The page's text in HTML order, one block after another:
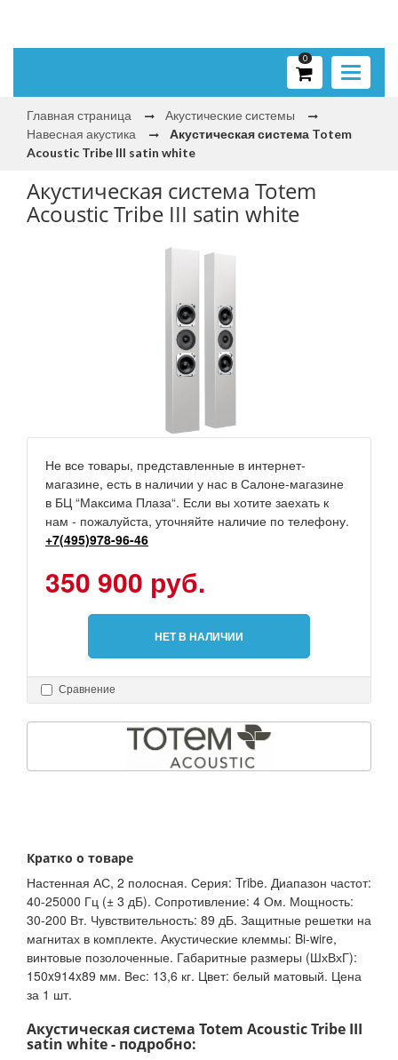
Toggle
0
Главная страница
Акустические системы
Навесная акустика
Акустическая система Totem
Acoustic Tribe III satin white
Акустическая система Totem
Acoustic Tribe III satin white
Не все товары, представленные в интернет-
магазине, есть в наличии у нас в Салоне-магазине
в БЦ “Максима Плаза“. Если вы хотите заехать к
нам - пожалуйста, уточняйте наличие по телефону.
+7(495)978-96-46
350 900 руб.
НЕТ В НАЛИЧИИ
Сравнение
Кратко о товаре
Настенная АС, 2 полосная. Серия: Tribe. Диапазон частот:
40-25000 Гц (± 3 дБ). Сопротивление: 4 Ом. Мощность:
30-200 Вт. Чувствительность: 89 дБ. Защитные решетки на
магнитах в комплекте. Акустические клеммы: Bi-wire,
винтовые позолоченные. Габаритные размеры (ШхВхГ):
150x914x89 мм. Вес: 13,6 кг. Цвет: белый матовый. Цена
за 1 шт.
Акустическая система Totem Acoustic Tribe III
satin white - подробно: